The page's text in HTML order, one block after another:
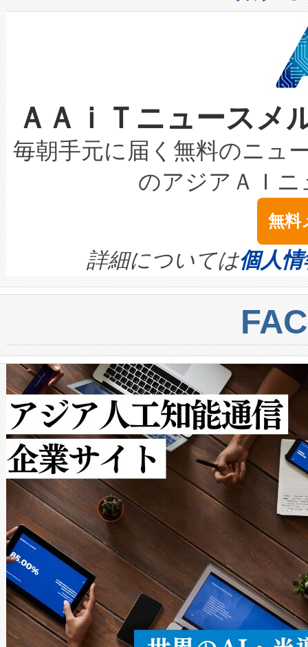
加組織は、Enzeneのバイオ
選定された製品について、自
取得できる可能性もあります
設には、3億～4億ドルかか
最高経営責任者（CEO）であ
す。「当社のfully-connected
ームを利用すれば、6,000万
きます。この効率性は、フェ
事業者の負担軽減という課題
系統連系を迅速にし、ピーク
限を超えて利用可能な電力容
持できるよう貢献します。こ
ービスレベル契約（SLA）違
テリー性能の劣化によるダウ
念は、現在データセンターが
ます。 Voltaiq provides a
quality and reliability for AI
BESS stack to ensure battery
centers. Voltaiqは、ai&のAI
からシステム統合、試運転、
クルの各段階のデータを監視
[…]
狭視野のFOVを切り替えるこ
ケーブル、枝などの細かな対
なレーザースポットにより、
な環境下でも豊かなディテー
キロメートル範囲を検出
LiDAR for Inspections,
は1535 nmレーザーを搭載。
イズの小径化を実現すること
す。ノーマルモードでは、
ートル先まで検出でき、これ
トに対して約600メートルに
では、反射率10％のターゲッ
で向上し、最大検知距離は
ットだけで最大1キロメート
ルの変電所周囲を監視でき、
作業と点群処理を簡素化でき
Avia 2は、2種類のFOVオプシ
× 80°のノーマルモード、長
ードを切り替えて使用するこ
ることなく、単一のデバイス
うにします。遠距離まで届く
密度なスキャ […]
ＡＡｉＴニュース
毎朝手元に届く無料のニュ
のアジアＡＩ
無料
詳細については個人